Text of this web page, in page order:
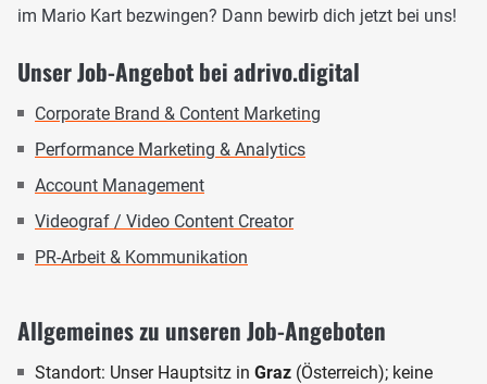
im Mario Kart bezwingen? Dann bewirb dich jetzt bei uns!
Unser Job-Angebot bei adrivo.digital
Corporate Brand & Content Marketing
Performance Marketing & Analytics
Account Management
Videograf / Video Content Creator
PR-Arbeit & Kommunikation
Allgemeines zu unseren Job-Angeboten
Standort: Unser Hauptsitz in Graz (Österreich); keine